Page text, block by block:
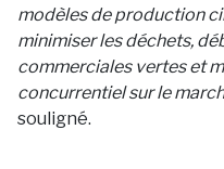
modèles de production
minimiser les déchets,
commerciales vertes et
concurrentiel sur le
souligné.